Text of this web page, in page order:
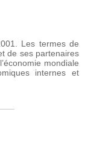
Les termes de
de ses partenaires
mondiale
internes et